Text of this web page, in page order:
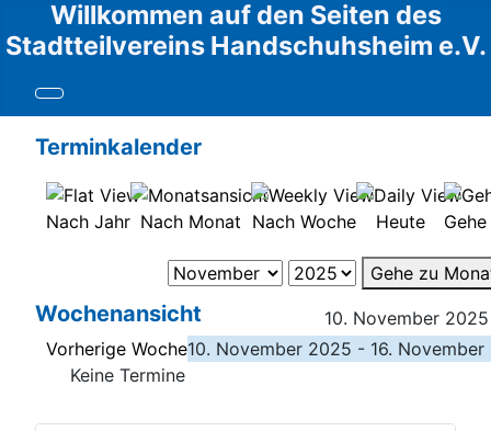
Willkommen auf den Seiten des
Stadtteilvereins Handschuhsheim e.V.
Terminkalender
Nach Jahr Nach Monat Nach Woche Heute
Gehe zu
Wochenansicht
10. November
Vorherige Woche10. November 2025 - 16.
Keine Termine